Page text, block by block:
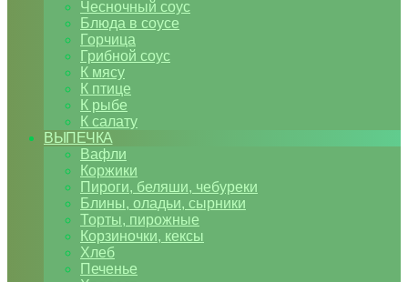
Чесночный соус
Блюда в соусе
Горчица
Грибной соус
К мясу
К птице
К рыбе
К салату
ВЫПЕЧКА
Вафли
Коржики
Пироги, беляши, чебуреки
Блины, оладьи, сырники
Торты, пирожные
Корзиночки, кексы
Хлеб
Печенье